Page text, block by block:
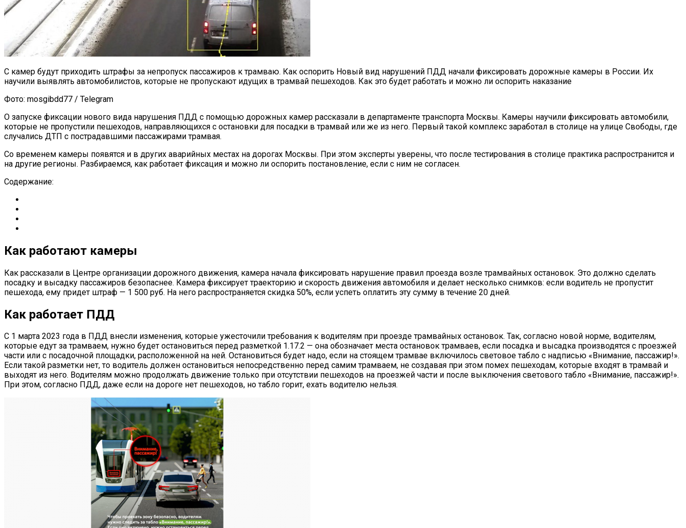
С камер будут приходить штрафы за непропуск пассажиров к трамваю. Как оспорить Новый вид нарушений ПДД начали фиксировать дорожные камеры в России. Их
научили выявлять автомобилистов, которые не пропускают идущих в трамвай пешеходов. Как это будет работать и можно ли оспорить наказание
Фото: mosgibdd77 / Telegram
О запуске фиксации нового вида нарушения ПДД с помощью дорожных камер рассказали в департаменте транспорта Москвы. Камеры научили фиксировать автомобили,
которые не пропустили пешеходов, направляющихся с остановки для посадки в трамвай или же из него. Первый такой комплекс заработал в столице на улице Свободы, где
случались ДТП с пострадавшими пассажирами трамвая.
Со временем камеры появятся и в других аварийных местах на дорогах Москвы. При этом эксперты уверены, что после тестирования в столице практика распространится и
на другие регионы. Разбираемся, как работает фиксация и можно ли оспорить постановление, если с ним не согласен.
Содержание:
Как работают камеры
Как рассказали в Центре организации дорожного движения, камера начала фиксировать нарушение правил проезда возле трамвайных остановок. Это должно сделать
посадку и высадку пассажиров безопаснее. Камера фиксирует траекторию и скорость движения автомобиля и делает несколько снимков: если водитель не пропустит
пешехода, ему придет штраф — 1 500 руб. На него распространяется скидка 50%, если успеть оплатить эту сумму в течение 20 дней.
Как работает ПДД
С 1 марта 2023 года в ПДД внесли изменения, которые ужесточили требования к водителям при проезде трамвайных остановок. Так, согласно новой норме, водителям,
которые едут за трамваем, нужно будет остановиться перед разметкой 1.17.2 — она обозначает места остановок трамваев, если посадка и высадка производятся с проезжей
части или с посадочной площадки, расположенной на ней. Остановиться будет надо, если на стоящем трамвае включилось световое табло с надписью «Внимание, пассажир!».
Если такой разметки нет, то водитель должен остановиться непосредственно перед самим трамваем, не создавая при этом помех пешеходам, которые входят в трамвай и
выходят из него. Водителям можно продолжать движение только при отсутствии пешеходов на проезжей части и после выключения светового табло «Внимание, пассажир!».
При этом, согласно ПДД, даже если на дороге нет пешеходов, но табло горит, ехать водителю нельзя.